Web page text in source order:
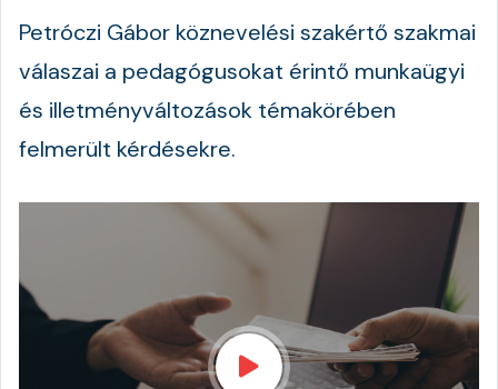
Petróczi Gábor köznevelési szakértő szakmai
válaszai a pedagógusokat érintő munkaügyi
és illetményváltozások témakörében
felmerült kérdésekre.